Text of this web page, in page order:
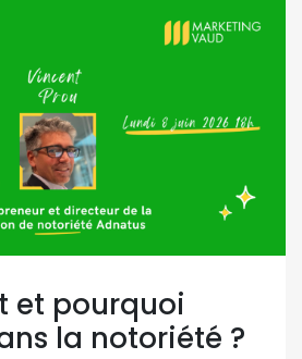
et pourquoi
la notoriété ?